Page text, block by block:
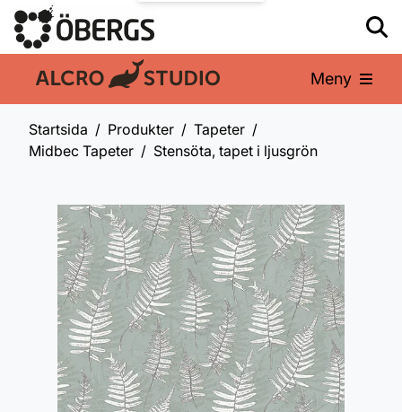
En del av: Meny
Startsida Produkter
Tapeter
Midbec Tapeter
Stensöta, tapet i ljusgrön